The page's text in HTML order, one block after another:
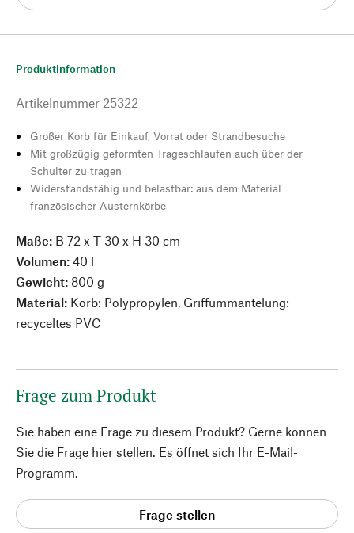
Produktinformation
Artikelnummer 25322
Großer Korb für Einkauf, Vorrat oder Strandbesuche
Mit großzügig geformten Trageschlaufen auch über der
Schulter zu tragen
Widerstandsfähig und belastbar: aus dem Material
französischer Austernkörbe
Maße: B 72 x T 30 x H 30 cm
Volumen: 40 l
Gewicht: 800 g
Material: Korb: Polypropylen, Griffummantelung:
recyceltes PVC
Frage zum Produkt
Sie haben eine Frage zu diesem Produkt? Gerne können
Sie die Frage hier stellen. Es öffnet sich Ihr E-Mail-
Programm.
Frage stellen